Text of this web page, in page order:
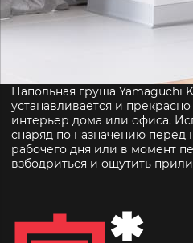
Напольная груша Yamaguchi
устанавливается и
интерьер дома или офиса.
снаряд по назначению перед
рабочего дня или в момент
взбодриться и ощутить